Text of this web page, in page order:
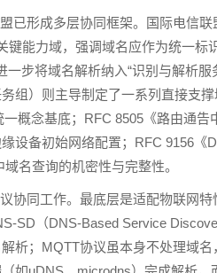
已形成多层协同框架。国际电信
键能力域，强调域名应作为统一
步将域名解析纳入“识别与解析
组）则主导制定了一系列直接支
概念基底；RFC 8505《路由通
设备初始网络配置；RFC 9156《
名查询的机密性与完整性。
协同工作。最底层是适配物联网
SD（DNS-Based Service
析；MQTT协议虽本身不处理域